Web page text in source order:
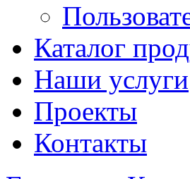
Каталог
Наши услуги
Проекты
Контакты